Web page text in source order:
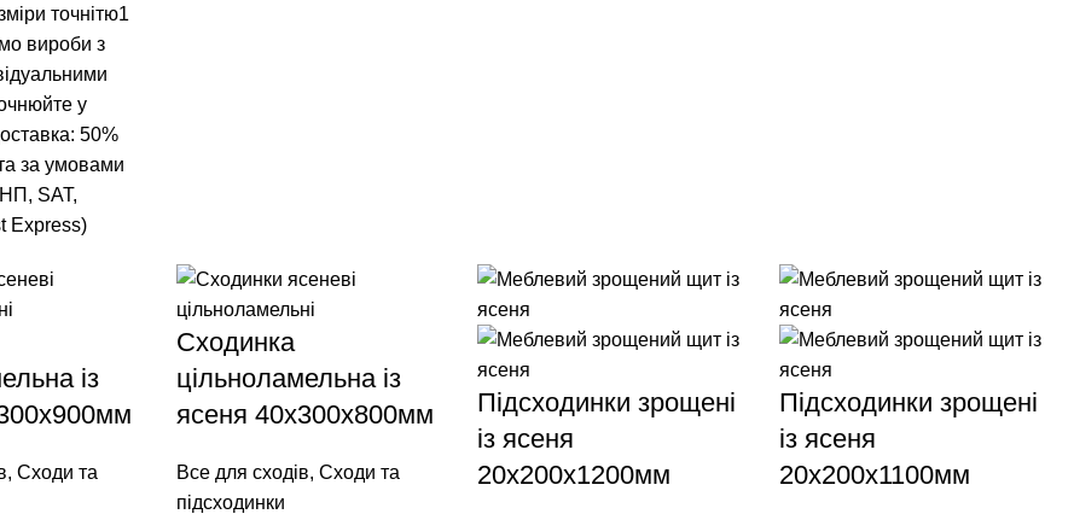
точнітю1
вироби з
у
50%
за умовами
SAT,
Express)
із
, Сходи та
Сходинка
цільноламельна із
ясеня 40x300x800мм
Все для сходів, Сходи та
підсходинки
Підсходинки зрощені
із ясеня
20x200x1200мм
Підсходинки зрощені
із ясеня
20x200x1100мм